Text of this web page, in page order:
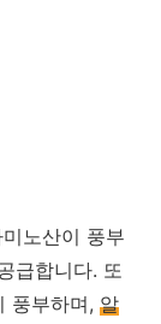
노산이 풍부
급합니다. 또
풍부하며, 알